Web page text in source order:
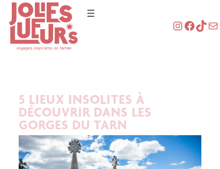
5 LIEUX INSOLITES À
DÉCOUVRIR DANS LES
GORGES DU TARN